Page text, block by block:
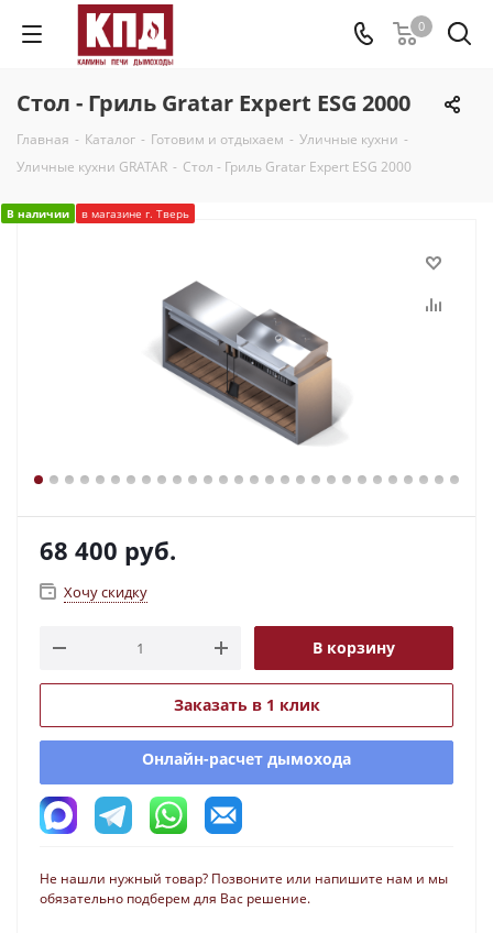
0
Стол - Гриль Gratar Expert ESG 2000
Главная - Каталог - Готовим и отдыхаем - Уличные кухни -
Уличные кухни GRATAR - Стол - Гриль Gratar Expert ESG 2000
В наличии в магазине г. Тверь
68 400 руб.
Хочу скидку
В корзину
Заказать в 1 клик
Онлайн-расчет дымохода
Не нашли нужный товар? Позвоните или напишите нам и мы
обязательно подберем для Вас решение.